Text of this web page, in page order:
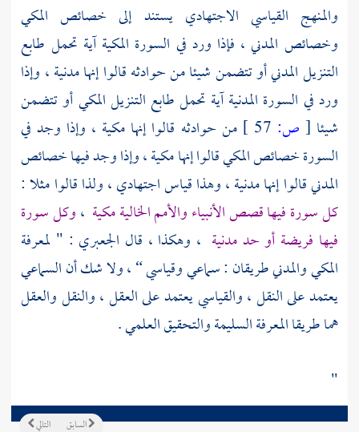
والمنهج القياسي الاجتهادي يستند إلى خصائص المكي
وخصائص المدني ، فإذا ورد في السورة المكية آية تحمل طابع
التنزيل المدني أو تتضمن شيئا من حوادثه قالوا إنها مدنية ، وإذا
ورد في السورة المدنية آية تحمل طابع التنزيل المكي أو تتضمن
شيئا [ ص:
من حوادثه قالوا إنها مكية ، وإذا وجد في
السورة خصائص المكي قالوا إنها مكية ، وإذا وجد فيها خصائص
المدني قالوا إنها مدنية ، وهذا قياس اجتهادي ، ولذا قالوا مثلا :
كل سورة فيها قصص الأنبياء والأمم الخالية مكية ،وكل سورة
فيها فريضة أو حد مدنية ، وهكذا ، قال الجعبري : " لمعرفة
المكي والمدني طريقان : سماعي وقياسي “ ، ولا شك أن السماعي
يعتمد على النقل ، والقياسي يعتمد على العقل ، والنقل والعقل
هما طريقا المعرفة السليمة والتحقيق العلمي .
"
التالي السابق